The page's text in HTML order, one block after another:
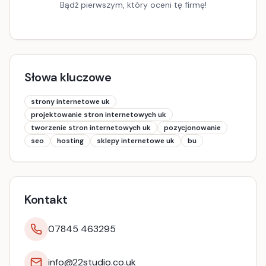
Bądź pierwszym, który oceni tę firmę!
Słowa kluczowe
strony internetowe uk
projektowanie stron internetowych uk
tworzenie stron internetowych uk
pozycjonowanie
seo
hosting sklepy internetowe uk bu
Kontakt
07845 463295
info@22studio.co.uk